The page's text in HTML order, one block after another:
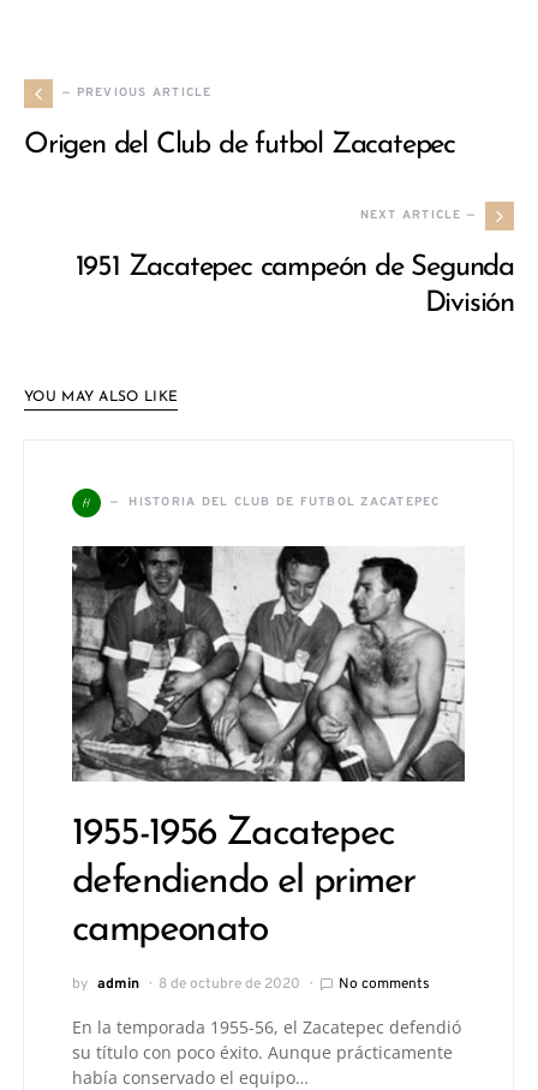
— PREVIOUS ARTICLE
Origen del Club de futbol Zacatepec
NEXT ARTICLE —
1951 Zacatepec campeón de Segunda
División
YOU MAY ALSO LIKE
H HISTORIA DEL CLUB DE FUTBOL ZACATEPEC
1955-1956 Zacatepec
defendiendo el primer
campeonato
by admin 8 de octubre de 2020 No comments
En la temporada 1955-56, el Zacatepec defendió
su título con poco éxito. Aunque prácticamente
había conservado el equipo…